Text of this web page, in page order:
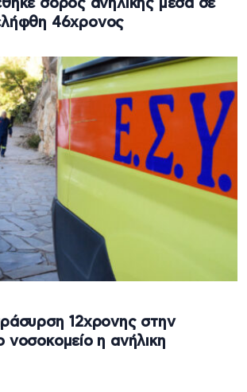
σορός ανήλικης μέσα σε
46χρονος
12χρονης στην
νοσοκομείο η ανήλικη